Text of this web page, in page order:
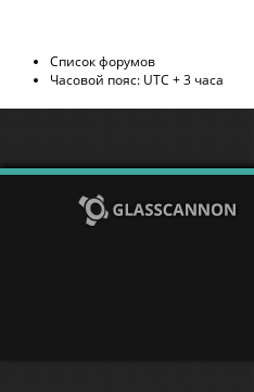
Список форумов
Часовой пояс: UTC + 3 часа